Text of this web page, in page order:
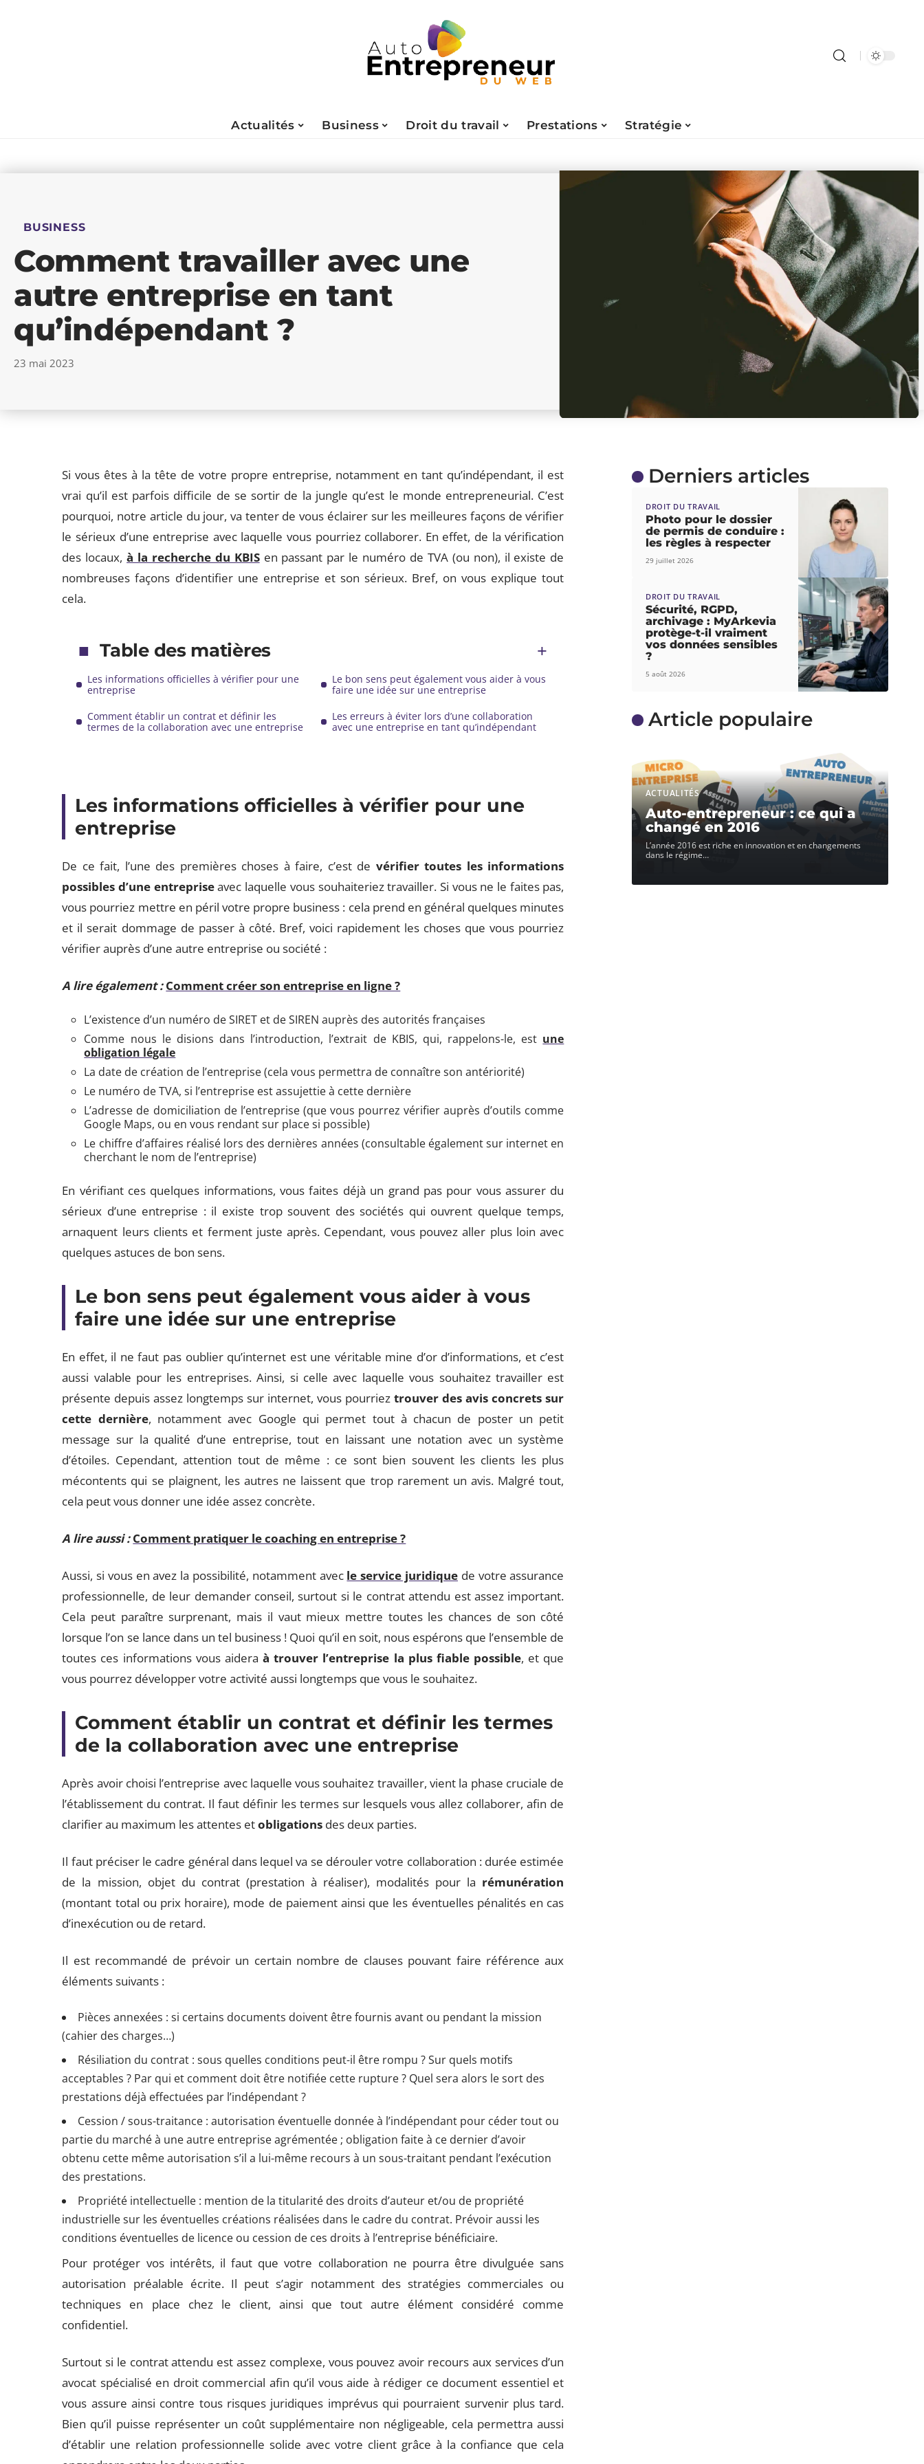
Actualités Business Droit du travail Prestations Stratégie
BUSINESS
Comment travailler avec une
autre entreprise en tant
qu’indépendant ?
23 mai 2023
Si vous êtes à la tête de votre propre entreprise, notamment en tant qu’indépendant, il est
vrai qu’il est parfois difficile de se sortir de la jungle qu’est le monde entrepreneurial. C’est
pourquoi, notre article du jour, va tenter de vous éclairer sur les meilleures façons de vérifier
le sérieux d’une entreprise avec laquelle vous pourriez collaborer. En effet, de la vérification
des locaux,à la recherche du KBISen passant par le numéro de TVA (ou non), il existe de
nombreuses façons d’identifier une entreprise et son sérieux. Bref, on vous explique tout
cela.
Table des matières
Les informations officielles à vérifier pour une
entreprise
Le bon sens peut également vous aider à vous
faire une idée sur une entreprise
Comment établir un contrat et définir les
termes de la collaboration avec une entreprise
Les erreurs à éviter lors d’une collaboration
avec une entreprise en tant qu’indépendant
Les informations officielles à vérifier pour une
entreprise
De ce fait, l’une des premières choses à faire, c’est de vérifier toutes les informations
possibles d’une entrepriseavec laquelle vous souhaiteriez travailler. Si vous ne le faites pas,
vous pourriez mettre en péril votre propre business : cela prend en général quelques minutes
et il serait dommage de passer à côté. Bref, voici rapidement les choses que vous pourriez
vérifier auprès d’une autre entreprise ou société :
A lire également : Comment créer son entreprise en ligne ?
L’existence d’un numéro de SIRET et de SIREN auprès des autorités françaises
Comme nous le disions dans l’introduction, l’extrait de KBIS, qui, rappelons-le, est une
obligation légale
La date de création de l’entreprise (cela vous permettra de connaître son antériorité)
Le numéro de TVA, si l’entreprise est assujettie à cette dernière
L’adresse de domiciliation de l’entreprise (que vous pourrez vérifier auprès d’outils comme
Google Maps, ou en vous rendant sur place si possible)
Le chiffre d’affaires réalisé lors des dernières années (consultable également sur internet en
cherchant le nom de l’entreprise)
En vérifiant ces quelques informations, vous faites déjà un grand pas pour vous assurer du
sérieux d’une entreprise : il existe trop souvent des sociétés qui ouvrent quelque temps,
arnaquent leurs clients et ferment juste après. Cependant, vous pouvez aller plus loin avec
quelques astuces de bon sens.
Le bon sens peut également vous aider à vous
faire une idée sur une entreprise
En effet, il ne faut pas oublier qu’internet est une véritable mine d’or d’informations, et c’est
aussi valable pour les entreprises. Ainsi, si celle avec laquelle vous souhaitez travailler est
présente depuis assez longtemps sur internet, vous pourriez trouver des avis concrets sur
cette dernière, notamment avec Google qui permet tout à chacun de poster un petit
message sur la qualité d’une entreprise, tout en laissant une notation avec un système
d’étoiles. Cependant, attention tout de même : ce sont bien souvent les clients les plus
mécontents qui se plaignent, les autres ne laissent que trop rarement un avis. Malgré tout,
cela peut vous donner une idée assez concrète.
A lire aussi : Comment pratiquer le coaching en entreprise ?
Aussi, si vous en avez la possibilité, notamment avec le service juridique de votre assurance
professionnelle, de leur demander conseil, surtout si le contrat attendu est assez important.
Cela peut paraître surprenant, mais il vaut mieux mettre toutes les chances de son côté
lorsque l’on se lance dans un tel business ! Quoi qu’il en soit, nous espérons que l’ensemble de
toutes ces informations vous aideraà trouver l’entreprise la plus fiable possible, et que
vous pourrez développer votre activité aussi longtemps que vous le souhaitez.
Comment établir un contrat et définir les termes
de la collaboration avec une entreprise
Après avoir choisi l’entreprise avec laquelle vous souhaitez travailler, vient la phase cruciale de
l’établissement du contrat. Il faut définir les termes sur lesquels vous allez collaborer, afin de
clarifier au maximum les attentes etobligations des deux parties.
Il faut préciser le cadre général dans lequel va se dérouler votre collaboration : durée estimée
de la mission, objet du contrat (prestation à réaliser), modalités pour la rémunération
(montant total ou prix horaire), mode de paiement ainsi que les éventuelles pénalités en cas
d’inexécution ou de retard.
Il est recommandé de prévoir un certain nombre de clauses pouvant faire référence aux
éléments suivants :
Pièces annexées : si certains documents doivent être fournis avant ou pendant la mission
(cahier des charges…)
Résiliation du contrat : sous quelles conditions peut-il être rompu ? Sur quels motifs
acceptables ? Par qui et comment doit être notifiée cette rupture ? Quel sera alors le sort des
prestations déjà effectuées par l’indépendant ?
Cession / sous-traitance : autorisation éventuelle donnée à l’indépendant pour céder tout ou
partie du marché à une autre entreprise agrémentée ; obligation faite à ce dernier d’avoir
obtenu cette même autorisation s’il a lui-même recours à un sous-traitant pendant l’exécution
des prestations.
Propriété intellectuelle : mention de la titularité des droits d’auteur et/ou de propriété
industrielle sur les éventuelles créations réalisées dans le cadre du contrat. Prévoir aussi les
conditions éventuelles de licence ou cession de ces droits à l’entreprise bénéficiaire.
Pour protéger vos intérêts, il faut que votre collaboration ne pourra être divulguée sans
autorisation préalable écrite. Il peut s’agir notamment des stratégies commerciales ou
techniques en place chez le client, ainsi que tout autre élément considéré comme
confidentiel.
Surtout si le contrat attendu est assez complexe, vous pouvez avoir recours aux services d’un
avocat spécialisé en droit commercial afin qu’il vous aide à rédiger ce document essentiel et
vous assure ainsi contre tous risques juridiques imprévus qui pourraient survenir plus tard.
Bien qu’il puisse représenter un coût supplémentaire non négligeable, cela permettra aussi
d’établir une relation professionnelle solide avec votre client grâce à la confiance que cela
Derniers articles
DROIT DU TRAVAIL
Photo pour le dossier
de permis de conduire :
les règles à respecter
29 juillet 2026
DROIT DU TRAVAIL
Sécurité, RGPD,
archivage : MyArkevia
protège-t-il vraiment
vos données sensibles
?
5 août 2026
Article populaire
ACTUALITÉS
Auto-entrepreneur : ce qui a
changé en 2016
L’année 2016 est riche en innovation et en changements
dans le régime…